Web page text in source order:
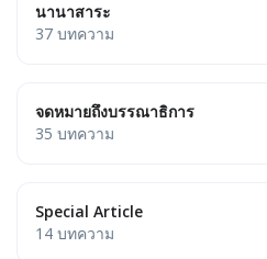
นานาสาระ
37 บทความ
จดหมายถึงบรรณาธิการ
35 บทความ
Special Article
14 บทความ